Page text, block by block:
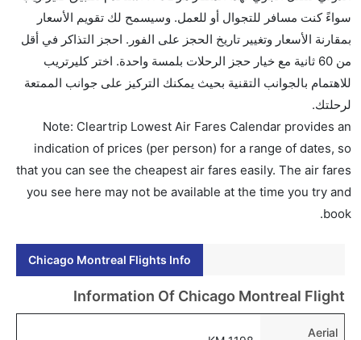
سواءً كنت مسافر للتجوال أو للعمل. وسيسمح لك تقويم الأسعار
بمقارنة الأسعار وتغيير تاريخ الحجز على الفور. احجز التذاكر في أقل
من 60 ثانية مع خيار حجز الرحلات بلمسة واحدة. اختر كليرتريب
للاهتمام بالجوانب التقنية بحيث يمكنك التركيز على جوانب الممتعة
لرحلتك.
Note: Cleartrip Lowest Air Fares Calendar provides an
indication of prices (per person) for a range of dates, so
that you can see the cheapest air fares easily. The air fares
you see here may not be available at the time you try and
book.
Chicago Montreal Flights Info
Information Of Chicago Montreal Flight
Aerial